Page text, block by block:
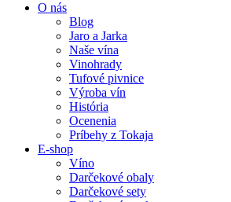
O nás
Blog
Jaro a Jarka
Naše vína
Vinohrady
Tufové pivnice
Výroba vín
História
Ocenenia
Príbehy z Tokaja
E-shop
Víno
Darčekové obaly
Darčekové sety